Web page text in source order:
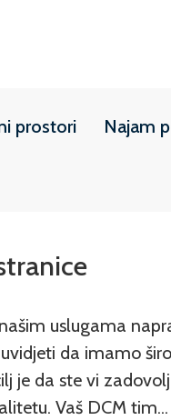
prostori Najam
uslugama
da imamo
je da ste vi
Vaš DCM tim...